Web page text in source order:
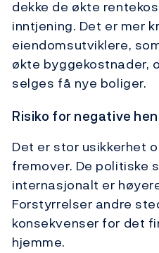
dekke de økte
inntjening. Det er mer
eiendomsutviklere,
økte byggekostnader,
selges få nye boliger.
Risiko for negative
Det er stor usikkerhet
fremover. De politiske
internasjonalt er
Forstyrrelser andre
konsekvenser for det
hjemme.